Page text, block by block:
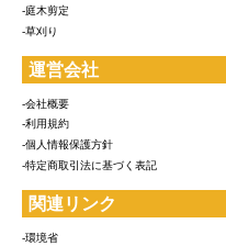
-庭木剪定
-草刈り
運営会社
-会社概要
-利用規約
-個人情報保護方針
-特定商取引法に基づく表記
関連リンク
-環境省